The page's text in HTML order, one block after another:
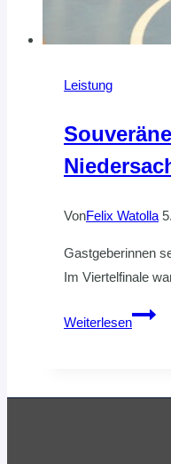
Leistung
VonFelix Watolla
Gastgeberinnen
Im Viertelfinale
Weiterlesen